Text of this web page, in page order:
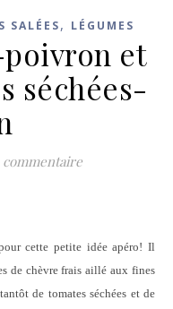
SALÉES, LÉGUMES
et
séchées-
cette petite idée apéro! Il
de chèvre frais aillé aux fines
de tomates séchées et de